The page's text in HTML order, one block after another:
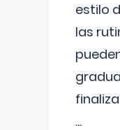
estilo
las
...